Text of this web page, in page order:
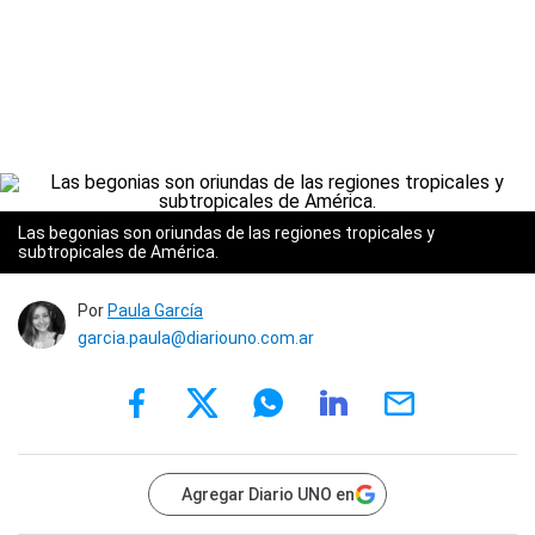
Las begonias son oriundas de las regiones tropicales y
subtropicales de América.
Por Paula García
garcia.paula@diariouno.com.ar
Agregar Diario UNO en